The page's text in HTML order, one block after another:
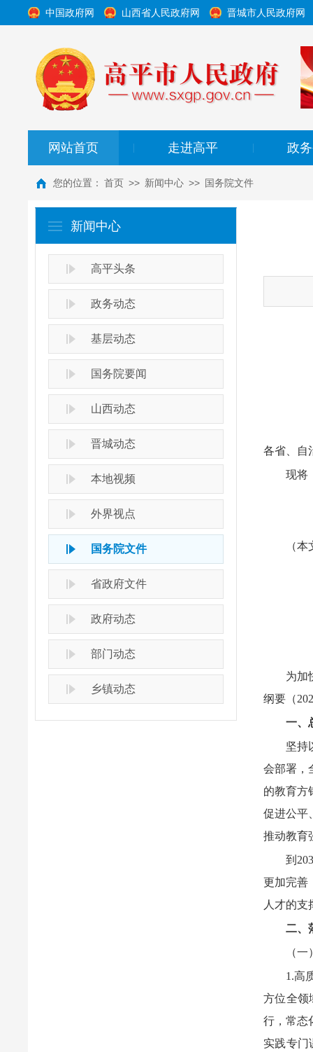
中国政府网 山西省人民政府网 晋城市人民政府网
网站首页 走进高平 政
您的位置： 首页 >> 新闻中心 >> 国务院文件
新闻中心
高平头条
政务动态
基层动态
国务院要闻
山西动态
晋城动态
本地视频
外界视点
国务院文件
省政府文件
政府动态
部门动态
乡镇动态
各省、自
现将
（
为加
纲要（
一、
坚持
会部署，
的教育方
促进公平
推动教育
到
更加完善
人才的
二、
（
1.高
方位全领
行，常态
实践专门